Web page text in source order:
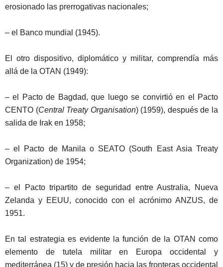
erosionado las prerrogativas nacionales;
– el Banco mundial (1945).
El otro dispositivo, diplomático y militar, comprendía más
allá de la OTAN (1949):
– el Pacto de Bagdad, que luego se convirtió en el Pacto
CENTO (Central Treaty Organisation) (1959), después de la
salida de Irak en 1958;
– el Pacto de Manila o SEATO (South EastAsiaTreaty
Organization) de 1954;
– el Pacto tripartito de seguridad entre Australia, Nueva
Zelanda y EEUU, conocido con el acrónimo ANZUS, de
1951.
En tal estrategia es evidente la función de la OTAN como
elemento de tutela militar en Europa occidental y
mediterránea (15) y de presión hacia las fronteras occidental